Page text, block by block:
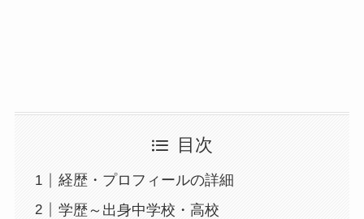
目次
経歴・プロフィールの詳細
学歴～出身中学校・高校